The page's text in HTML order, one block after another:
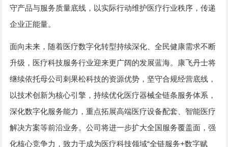
守产品与服务质量底线，以实际行动维护医疗行业秩序，传递
企业正能量。
面向未来，随着医疗数字化转型持续深化、全民健康需求不断
升级，医疗科技服务行业迎来更广阔的发展蓝海。康飞丹士将
继续依托母公司刺果松科技的资源优势，坚守合规经营底线，
以技术创新为核心引擎，持续优化医疗器械全链条服务体系，
深化数字化服务能力，重点拓展高端医疗设备配套、智能医疗
解决方案等前沿业务。公司将进一步扩大全国服务覆盖面，强
化核心竞争力，致力于成为医疗科技领域“全链服务+数字赋